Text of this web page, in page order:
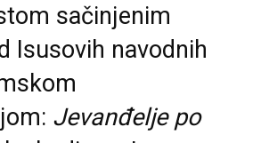
sačinjenim
Isusovih navodnih
Jevanđelje po